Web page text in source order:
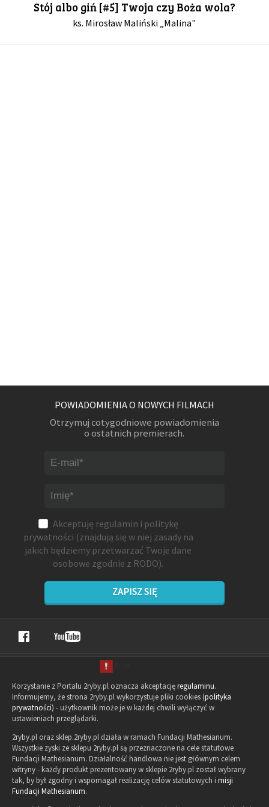
Stój albo giń [#5] Twoja czy Boża wola?
ks. Mirosław Maliński „Malina"
POWIADOMIENIA O NOWYCH FILMACH
Otrzymuj cotygodniowe powiadomienia
o ostatnich premierach.
Akceptuję regulamin i politykę
prywatności (znajdują się w niej zasady na
jakich będziemy przetwarzać Twoje dane
osobowe zgodnie z RODO).
ZAPISZ SIĘ
Korzystanie z Portalu 2ryby.pl oznacza akceptacjęregulaminu.
Informujemy, że strona 2ryby.pl wykorzystuje pliki cookies (polityka
prywatności) - użytkownik może je w każdej chwili wyłączyć w
ustawieniach przeglądarki.
2ryby.pl oraz sklep.2ryby.pl działa w ramach Fundacji Mathesianum.
Wszystkie zyski ze sklepu 2ryby.pl są przeznaczone na cele statutowe
Fundacji Mathesianum. Działalność handlowa nie jest głównym celem
witryny - każdy produkt prezentowany w sklepie 2ryby.pl został wybrany
tak, by był zgodny i wspomagał realizację celów statutowych i misji
Fundacji Mathesianum.